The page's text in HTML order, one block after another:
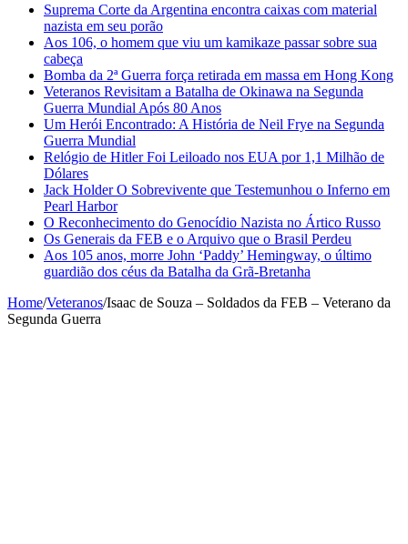
Suprema Corte da Argentina encontra caixas com material
nazista em seu porão
Aos 106, o homem que viu um kamikaze passar sobre sua
cabeça
Bomba da 2ª Guerra força retirada em massa em Hong Kong
Veteranos Revisitam a Batalha de Okinawa na Segunda
Guerra Mundial Após 80 Anos
Um Herói Encontrado: A História de Neil Frye na Segunda
Guerra Mundial
Relógio de Hitler Foi Leiloado nos EUA por 1,1 Milhão de
Dólares
Jack Holder O Sobrevivente que Testemunhou o Inferno em
Pearl Harbor
O Reconhecimento do Genocídio Nazista no Ártico Russo
Os Generais da FEB e o Arquivo que o Brasil Perdeu
Aos 105 anos, morre John ‘Paddy’ Hemingway, o último
guardião dos céus da Batalha da Grã-Bretanha
Home/Veteranos/Isaac de Souza – Soldados da FEB – Veterano da
Segunda Guerra